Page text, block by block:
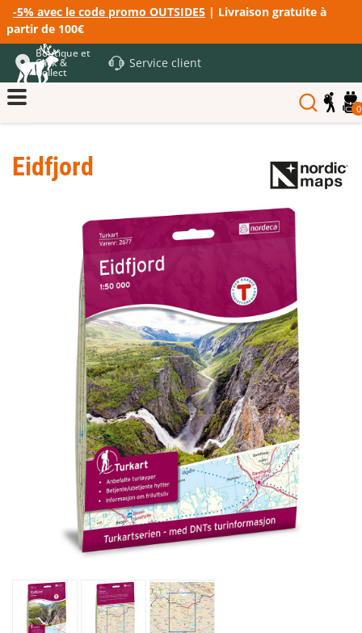
-5% avec le code promo OUTSIDE5 | Livraison gratuite à
partir de 100€
Boutique et
Click &
Collect
Service client
0
Eidfjord